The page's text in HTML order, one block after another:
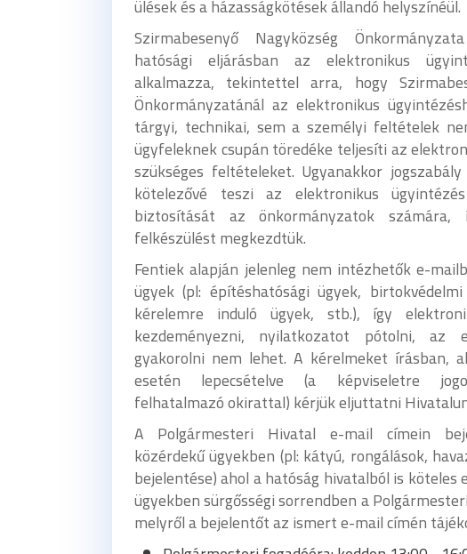
ülések és a házasságkötések állandó helyszínéül.
Szirmabesenyő Nagyközség
hatósági eljárásban az elektronikus
alkalmazza, tekintettel arra, hogy
Önkormányzatánál az elektronikus
tárgyi, technikai, sem a személyi feltételek
ügyfeleknek csupán töredéke teljesíti az
szükséges feltételeket. Ugyanakkor
kötelezővé teszi az elektronikus
biztosítását az önkormányzatok
felkészülést megkezdtük.
Fentiek alapján jelenleg nem intézhetők e-
ügyek (pl: építéshatósági ügyek,
kérelemre induló ügyek, stb.), így
kezdeményezni, nyilatkozatot pótolni, az
gyakorolni nem lehet. A kérelmeket írásban,
esetén lepecsételve (a képviseletre
felhatalmazó okirattal) kérjük eljuttatni
A Polgármesteri Hivatal e-mail címein
közérdekű ügyekben (pl: kátyú, rongálások,
bejelentése) ahol a hatóság hivatalból is
ügyekben sürgősségi sorrendben a
melyről a bejelentőt az ismert e-mail címén